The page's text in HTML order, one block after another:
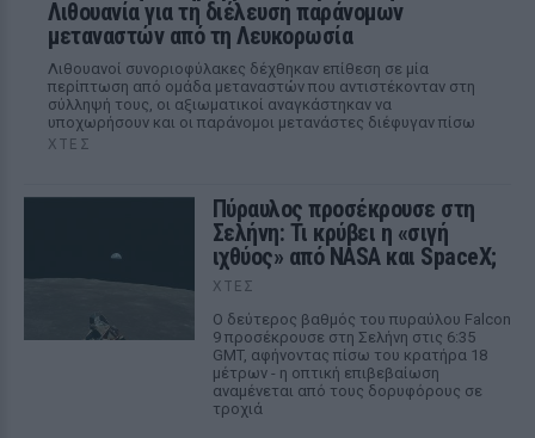
Λιθουανία για τη διέλευση παράνομων
μεταναστών από τη Λευκορωσία
Λιθουανοί συνοριοφύλακες δέχθηκαν επίθεση σε μία
περίπτωση από ομάδα μεταναστών που αντιστέκονταν στη
σύλληψή τους, οι αξιωματικοί αναγκάστηκαν να
υποχωρήσουν και οι παράνομοι μετανάστες διέφυγαν πίσω
ΧΤΕΣ
Πύραυλος προσέκρουσε στη
Σελήνη: Τι κρύβει η «σιγή
ιχθύος» από NASA και SpaceX;
ΧΤΕΣ
Ο δεύτερος βαθμός του πυραύλου Falcon
9 προσέκρουσε στη Σελήνη στις 6:35
GMT, αφήνοντας πίσω του κρατήρα 18
μέτρων - η οπτική επιβεβαίωση
αναμένεται από τους δορυφόρους σε
τροχιά